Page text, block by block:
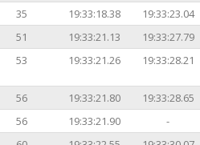
35 19:33:18.38
19:33:23.04
51 19:33:21.13
19:33:27.79
53 19:33:21.26 19:33:28.21
56 19:33:21.80
19:33:28.65
56 19:33:21.90
-